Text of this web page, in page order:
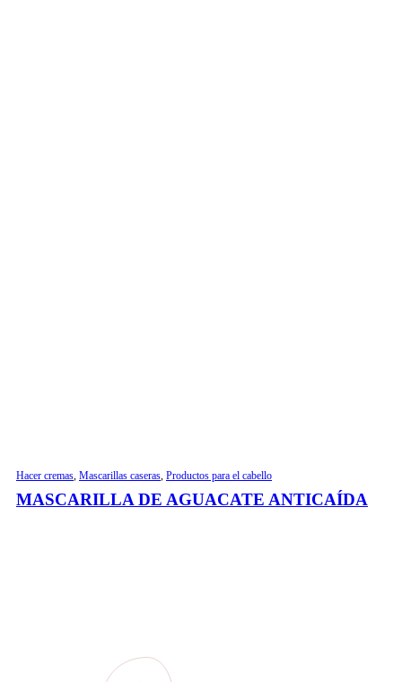
Hacer cremas, Mascarillas caseras, Productos para el cabello
MASCARILLA DE AGUACATE ANTICAÍDA